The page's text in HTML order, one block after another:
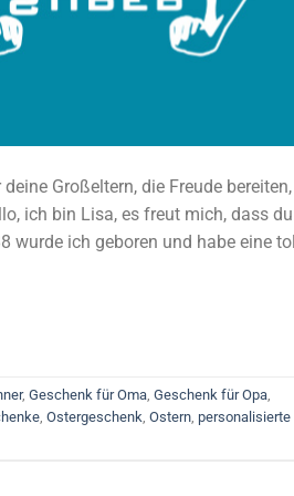
Großeltern, die Freude bereiten,
ich bin Lisa, es freut mich, dass du
wurde ich geboren und habe eine
, Geschenk für Oma, Geschenk für Opa,
, Ostergeschenk, Ostern, personalisierte